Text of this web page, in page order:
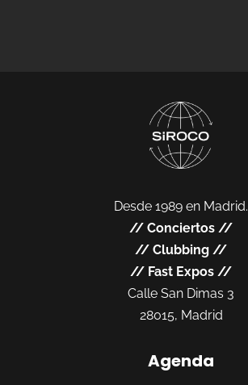
Desde 1989 en Madrid.
// Conciertos //
// Clubbing //
// Fast Expos //
Calle San Dimas 3
28015, Madrid
Agenda